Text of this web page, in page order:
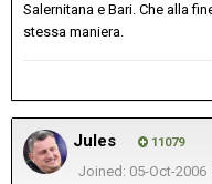
Salernitana e Bari. Che alla
stessa maniera.
Jules 11079
Joined: 05-Oct-2006